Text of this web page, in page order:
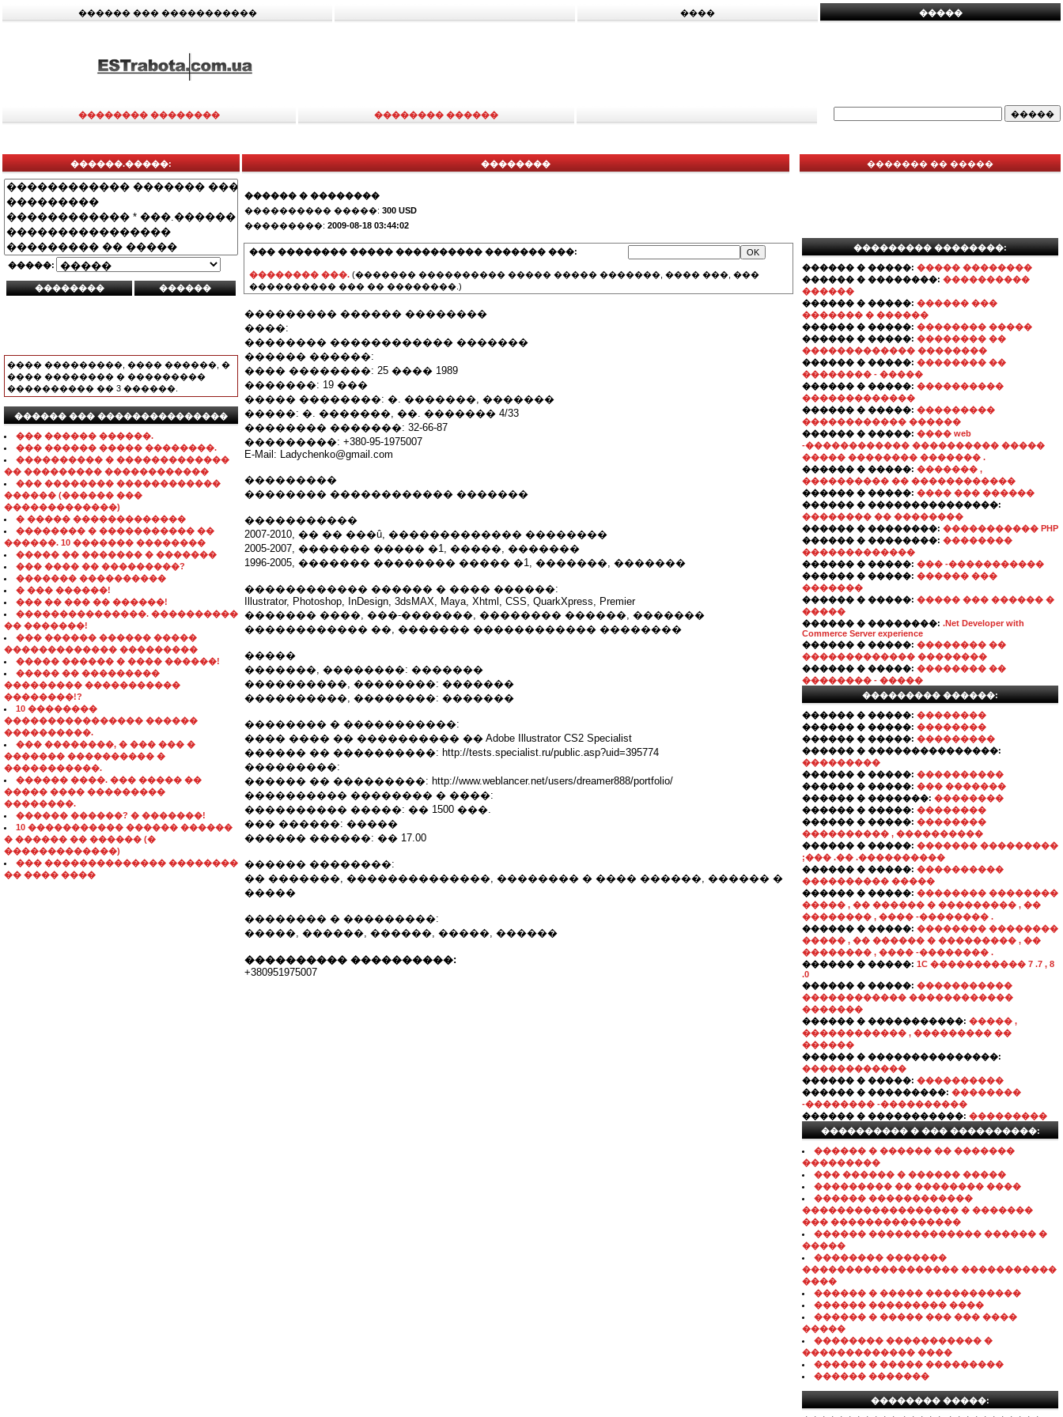
������ ��� ����������� ���� �����
�������� �������� �������� ������
������.�����:
�����:
���� ���������, ���� ������, �
���� �������� � ���������
���������� �� 3 ������.
������ ��� ���������������
��� ������ ������.
��� ������ ����� ��������.
���������� � �������������
�� ��������� ������������
��� �������� ������������
������ (������ ���
�������������)
� ����� �������������
�������� � ����������� ��
������. 10 ������� ��������
����� �� ������� � �������
��� ���� �� ���������?
������� ����������
� ��� ������!
��� �� ��� �� ������!
���������������. ����������
�� �������!
��� ������ ������ �����
������������� ���������
����� ������ � ���� ������!
����� �� ���������
��������� �����������
��������!?
10 ��������
���������������� ������
����������.
��� ��������, � ��� ��� �
������� ���������� �
�����������.
������ ����. ��� ����� ��
����� ���� ���������
��������.
������ ������? � �������!
10 ����������� ������ ������
� ������ �� ������ (�
�������������)
��� �������������� ��������
�� ���� ����
��������
������ � ��������
���������� �����: 300 USD
���������: 2009-08-18 03:44:02
��� �������� ����� ���������� ������� ���:
�������� ���. (������� ���������� ����� ����� �������, ���� ���, ���
���������� ��� �� ��������.)
��������� ������ ��������
����:
�������� ������������ �������
������ ������:
���� ��������: 25 ���� 1989
�������: 19 ���
����� ��������: �. �������, �������
�����: �. �������, ��. ������� 4/33
�������� �������: 32-66-87
���������: +380-95-1975007
E-Mail: Ladychenko@gmail.com
���������
�������� ������������ �������
�����������
2007-2010, �� �� ���û, ������������� ��������
2005-2007, ������� ����� �1, �����, �������
1996-2005, ������� �������� ����� �1, �������, �������
������������ ������ � ���� ������:
Illustrator, Photoshop, InDesign, 3dsMAX, Maya, Xhtml, CSS, QuarkXpress, Premier
������� ����, ���-�������, �������� ������, �������
������������ ��, ������� ������������ ��������
�����
�������, ��������: �������
����������, ��������: �������
����������, ��������: �������
�������� � �����������:
���� ���� �� ���������� �� Adobe Illustrator CS2 Specialist
������ �� ����������: http://tests.specialist.ru/public.asp?uid=395774
���������:
������ �� ���������: http://www.weblancer.net/users/dreamer888/portfolio/
���������� �������� � ����:
���������� �����: �� 1500 ���.
��� ������: �����
������ ������: �� 17.00
������ ��������:
�� �������, ��������������, �������� � ���� ������, ������ �
�����
�������� � ���������:
�����, ������, ������, �����, ������
���������� ����������:
+380951975007
������� �� �����
��������� ��������:
������ � �����: ����� ��������
������ � ��������: ����������
������
������ � �����: ������ ���
������� � ������
������ � �����: �������� �����
������ � �����: �������� ��
������������� ��������
������ � �����: �������� ��
�������� - �����
������ � �����: ����������
�������������
������ � �����: ���������
������������ ������
������ � �����: ���� web
-������������ ���������� �����
����� �������� ������� .
������ � �����: ������� ,
���������� �� ������������
������ � �����: ���� ��� ������
������ � ���������������:
�������� �� ��������
������ � ��������: ����������� PHP
������ � ��������: ��������
�������������
������ � �����: ��� -�����������
������ � �����: ������ ���
�������
������ � �����: ����� ��� ������ �
�����
������ � ��������: .Net Developer with
Commerce Server experience
������ � �����: �������� ��
������������� ��������
������ � �����: �������� ��
�������� - �����
��������� ������:
������ � �����: ��������
������ � �����: ��������
������ � �����: ���������
������ � ���������������:
���������
������ � �����: ����������
������ � �����: ��� �������
������ � �������: ��������
������ � �����: ��������
������ � �����: ��������
���������� , ����������
������ � �����: ������� ���������
;��� .�� .����������
������ � �����: ����������
���������� �����
������ � �����: �������� ��������
����� , �� ������ � ��������� , ��
�������� , ���� -�������� .
������ � �����: �������� ��������
����� , �� ������ � ��������� , ��
�������� , ���� -�������� .
������ � �����: 1C ����������� 7 .7 , 8
.0
������ � �����: �����������
������������ ������������
�������
������ � �����������: ����� ,
������������ , ��������� ��
������
������ � ���������������:
������������
������ � �����: ����������
������ � ���������: ��������
-�������� -����������
������ � �����������: ���������
���������� � ��� ����������:
������ � ������ �� �������
���������
��� ������ � ������ �����
��������� �� �������� ����
������ ������������
������������������ � �������
��� ���������������
������ ������������� ������ �
�����
�������� �������
������������������ �����������
����
������ � ����� �����������
������ ��������� ����
������ � ����� ��� ��� ����
�����
�������� ����������� �
������������� ����
������ � ����� ���������
������ �������
�������� �����: